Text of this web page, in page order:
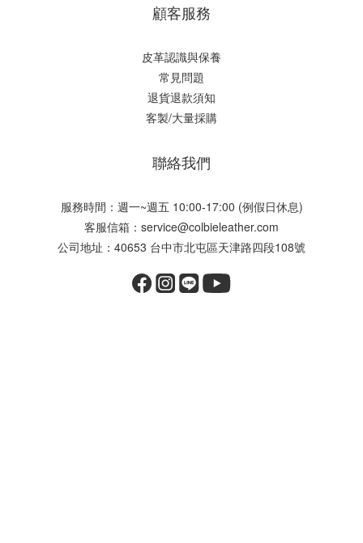
顧客服務
皮革認識與保養
常見問題
退貨退款須知
客製/大量採購
聯絡我們
服務時間：週一~週五 10:00-17:00 (例假日休息)
客服信箱：service@colbieleather.com
公司地址：40653 台中市北屯區天津路四段108號